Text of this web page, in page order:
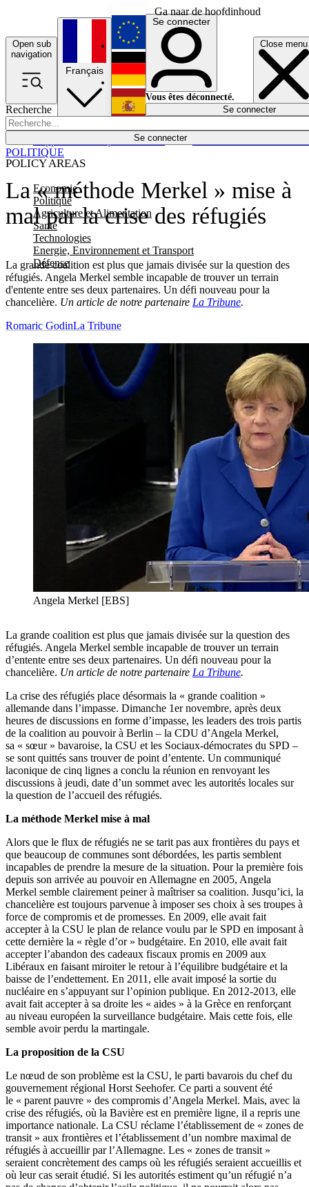
Ga naar de hoofdinhoud
Open sub
navigation
Close menu
Recherche
Se connecter
POLICY AREAS
Economie
Politique
Agriculture et Alimentation
Santé
Technologies
Energie, Environnement et Transport
Défense
Économie
Français
English
Deutsch
Español
Se connecter
Vous êtes déconnecté.
Se connecter
La « méthode Merkel » mise à
mal par la crise des réfugiés
La grande coalition est plus que jamais divisée sur la question des
réfugiés. Angela Merkel semble incapable de trouver un terrain
d'entente entre ses deux partenaires. Un défi nouveau pour la
chancelière. Un article de notre partenaire La Tribune.
POLITIQUE
Romaric GodinLa Tribune
Angela Merkel [EBS]
La grande coalition est plus que jamais divisée sur la question des
réfugiés. Angela Merkel semble incapable de trouver un terrain
d’entente entre ses deux partenaires. Un défi nouveau pour la
chancelière. Un article de notre partenaire La Tribune.
La crise des réfugiés place désormais la « grande coalition »
allemande dans l’impasse. Dimanche 1er novembre, après deux
heures de discussions en forme d’impasse, les leaders des trois partis
de la coalition au pouvoir à Berlin – la CDU d’Angela Merkel,
sa « sœur » bavaroise, la CSU et les Sociaux-démocrates du SPD –
se sont quittés sans trouver de point d’entente. Un communiqué
laconique de cinq lignes a conclu la réunion en renvoyant les
discussions à jeudi, date d’un sommet avec les autorités locales sur
la question de l’accueil des réfugiés.
La méthode Merkel mise à mal
Alors que le flux de réfugiés ne se tarit pas aux frontières du pays et
que beaucoup de communes sont débordées, les partis semblent
incapables de prendre la mesure de la situation. Pour la première fois
depuis son arrivée au pouvoir en Allemagne en 2005, Angela
Merkel semble clairement peiner à maîtriser sa coalition. Jusqu’ici, la
chancelière est toujours parvenue à imposer ses choix à ses troupes à
force de compromis et de promesses. En 2009, elle avait fait
accepter à la CSU le plan de relance voulu par le SPD en imposant à
cette dernière la « règle d’or » budgétaire. En 2010, elle avait fait
accepter l’abandon des cadeaux fiscaux promis en 2009 aux
Libéraux en faisant miroiter le retour à l’équilibre budgétaire et la
baisse de l’endettement. En 2011, elle avait imposé la sortie du
nucléaire en s’appuyant sur l’opinion publique. En 2012-2013, elle
avait fait accepter à sa droite les « aides » à la Grèce en renforçant
au niveau européen la surveillance budgétaire. Mais cette fois, elle
semble avoir perdu la martingale.
La proposition de la CSU
Le nœud de son problème est la CSU, le parti bavarois du chef du
gouvernement régional Horst Seehofer. Ce parti a souvent été
le « parent pauvre » des compromis d’Angela Merkel. Mais, avec la
crise des réfugiés, où la Bavière est en première ligne, il a repris une
importance nationale. La CSU réclame l’établissement de « zones de
transit » aux frontières et l’établissement d’un nombre maximal de
réfugiés à accueillir par l’Allemagne. Les « zones de transit »
seraient concrètement des camps où les réfugiés seraient accueillis et
où leur cas serait étudié. Si les autorités estiment qu’un réfugié n’a